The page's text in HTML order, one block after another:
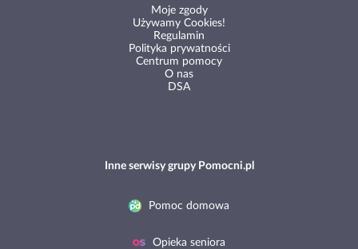
Moje zgody
Używamy Cookies!
Regulamin
Polityka prywatności
Centrum pomocy
O nas
DSA
Inne serwisy grupy Pomocni.pl
Pomoc domowa
Opieka seniora